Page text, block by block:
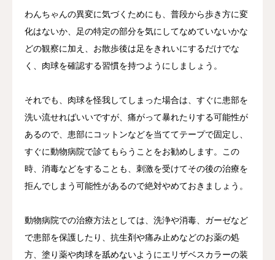
わんちゃんの異変に気づくためにも、普段から歩き方に変
化はないか、足の特定の部分を気にしてなめていないかな
どの観察に加え、お散歩後は足をきれいにするだけでな
く、肉球を確認する習慣を持つようにしましょう。
それでも、肉球を怪我してしまった場合は、すぐに患部を
洗い流せればいいですが、痛がって暴れたりする可能性が
あるので、患部にコットンなどを当ててテープで固定し、
すぐに動物病院で診てもらうことをお勧めします。この
時、消毒などをすることも、刺激を受けてその後の治療を
拒んでしまう可能性があるので絶対やめておきましょう。
動物病院での治療方法としては、洗浄や消毒、ガーゼなど
で患部を保護したり、抗生剤や痛み止めなどのお薬の処
方、塗り薬や肉球を舐めないようにエリザベスカラーの装